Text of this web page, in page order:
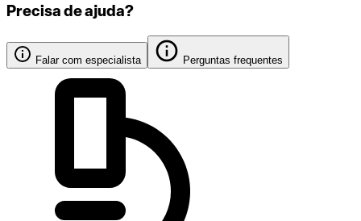
Precisa de ajuda?
Falar com especialista Perguntas frequentes